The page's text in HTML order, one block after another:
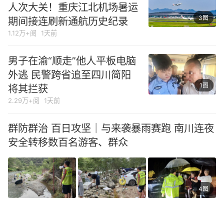
人次大关！重庆江北机场暑运
期间接连刷新通航历史纪录
3图
1.12万+阅 1天前
男子在渝“顺走”他人平板电脑
外逃 民警跨省追至四川简阳
将其拦获
1图
2.29万+阅 1天前
群防群治 百日攻坚｜与来袭暴雨赛跑 南川连夜
安全转移数百名游客、群众
4图